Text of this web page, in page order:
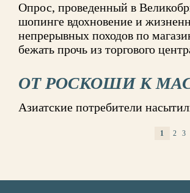
Опрос, проведенный в
шопинге вдохновение и
непрерывных походов по
бежать прочь из торгового
ОТ РОСКОШИ К
Азиатские потребители
1 2 3